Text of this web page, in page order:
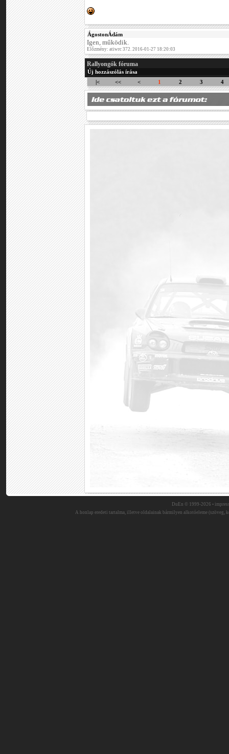
ÁgostonÁdám
Igen, működik.
Előzmény: atiwrc 372. 2016-01-27 18:20:03
Rallyongók fóruma
Új hozzászólás írása
|<
<< < 1 2 3 4
DuEn © 1999-2026 •
A honlap eredeti tartalma, illetve oldalainak bármilyen alkotóeleme (szöveg,